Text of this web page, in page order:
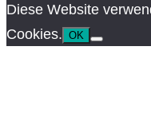
Diese Website
Cookies. OK